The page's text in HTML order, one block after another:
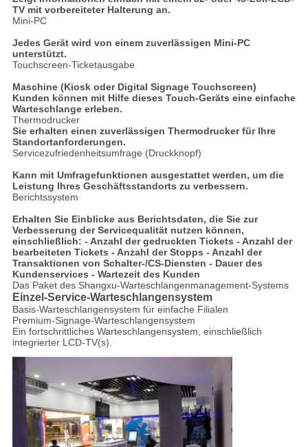
TV mit vorbereiteter Halterung an.
Mini-PC
Jedes Gerät wird von einem zuverlässigen Mini-PC
unterstützt.
Touchscreen-Ticketausgabe
Maschine (Kiosk oder Digital Signage Touchscreen)
Kunden können mit Hilfe dieses Touch-Geräts eine einfache
Warteschlange erleben.
Thermodrucker
Sie erhalten einen zuverlässigen Thermodrucker für Ihre
Standortanforderungen.
Servicezufriedenheitsumfrage (Druckknopf)
Kann mit Umfragefunktionen ausgestattet werden, um die
Leistung Ihres Geschäftsstandorts zu verbessern.
Berichtssystem
Erhalten Sie Einblicke aus Berichtsdaten, die Sie zur
Verbesserung der Servicequalität nutzen können,
einschließlich: - Anzahl der gedruckten Tickets - Anzahl der
bearbeiteten Tickets - Anzahl der Stopps - Anzahl der
Transaktionen von Schalter-/CS-Diensten - Dauer des
Kundenservices - Wartezeit des Kunden
Das Paket des Shangxu-Warteschlangenmanagement-Systems
Einzel-Service-Warteschlangensystem
Basis-Warteschlangensystem für einfache Filialen
Premium-Signage-Warteschlangensystem
Ein fortschrittliches Warteschlangensystem, einschließlich
integrierter LCD-TV(s).